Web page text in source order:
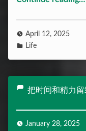
April 12, 2025
Life
把时间和精力留
January 28, 2025